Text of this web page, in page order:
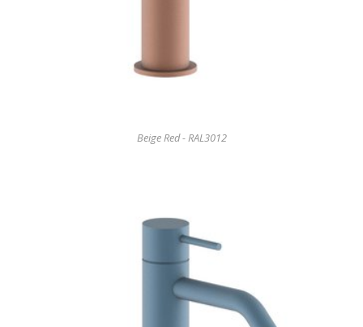
Beige Red - RAL3012